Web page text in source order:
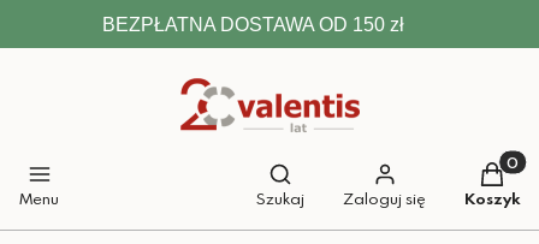
BEZPŁATNA DOSTAWA OD 150 zł
Menu
Otwórz wyszukiwarkę
Szukaj Zaloguj się Koszyk